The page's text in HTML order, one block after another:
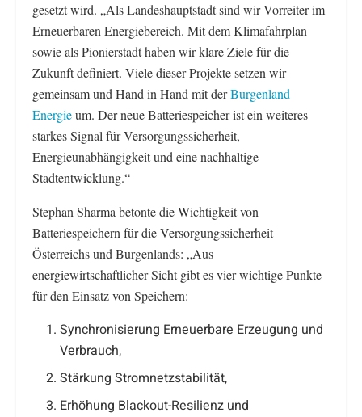
gesetzt wird. „Als Landeshauptstadt sind wir Vorreiter im
Erneuerbaren Energiebereich. Mit dem Klimafahrplan
sowie als Pionierstadt haben wir klare Ziele für die
Zukunft definiert. Viele dieser Projekte setzen wir
gemeinsam und Hand in Hand mit derBurgenland
Energieum. Der neue Batteriespeicher ist ein weiteres
starkes Signal für Versorgungssicherheit,
Energieunabhängigkeit und eine nachhaltige
Stadtentwicklung.“
Stephan Sharma betonte die Wichtigkeit von
Batteriespeichern für die Versorgungssicherheit
Österreichs und Burgenlands: „Aus
energiewirtschaftlicher Sicht gibt es vier wichtige Punkte
für den Einsatz von Speichern:
Synchronisierung Erneuerbare Erzeugung und
Verbrauch,
Stärkung Stromnetzstabilität,
Erhöhung Blackout-Resilienz und